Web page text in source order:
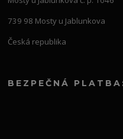
739 98 Mosty u Jablunkova
Česká republika
BEZPEČNÁ PLATBA: